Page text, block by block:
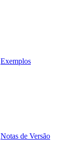
Exemplos
Notas de Versão